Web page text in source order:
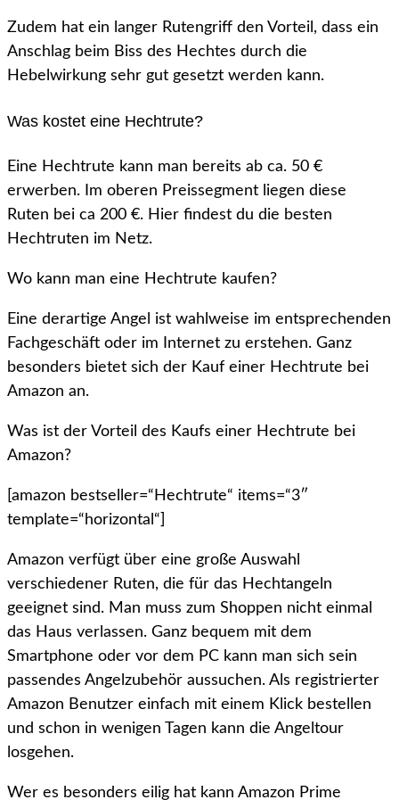
Zudem hat ein langer Rutengriff den Vorteil, dass ein
Anschlag beim Biss des Hechtes durch die
Hebelwirkung sehr gut gesetzt werden kann.
Was kostet eine Hechtrute?
Eine Hechtrute kann man bereits ab ca. 50 €
erwerben. Im oberen Preissegment liegen diese
Ruten bei ca 200 €. Hier findest du die besten
Hechtruten im Netz.
Wo kann man eine Hechtrute kaufen?
Eine derartige Angel ist wahlweise im entsprechenden
Fachgeschäft oder im Internet zu erstehen. Ganz
besonders bietet sich der Kauf einer Hechtrute bei
Amazon an.
Was ist der Vorteil des Kaufs einer Hechtrute bei
Amazon?
[amazon bestseller=“Hechtrute“ items=“3″
template=“horizontal“]
Amazon verfügt über eine große Auswahl
verschiedener Ruten, die für das Hechtangeln
geeignet sind. Man muss zum Shoppen nicht einmal
das Haus verlassen. Ganz bequem mit dem
Smartphone oder vor dem PC kann man sich sein
passendes Angelzubehör aussuchen. Als registrierter
Amazon Benutzer einfach mit einem Klick bestellen
und schon in wenigen Tagen kann die Angeltour
losgehen.
Wer es besonders eilig hat kann Amazon Prime